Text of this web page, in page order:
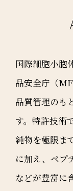
国際細胞小胞
品安全庁（
品質管理のも
す。特許技術
純物を極限ま
に加え、ペプ
などが豊富に